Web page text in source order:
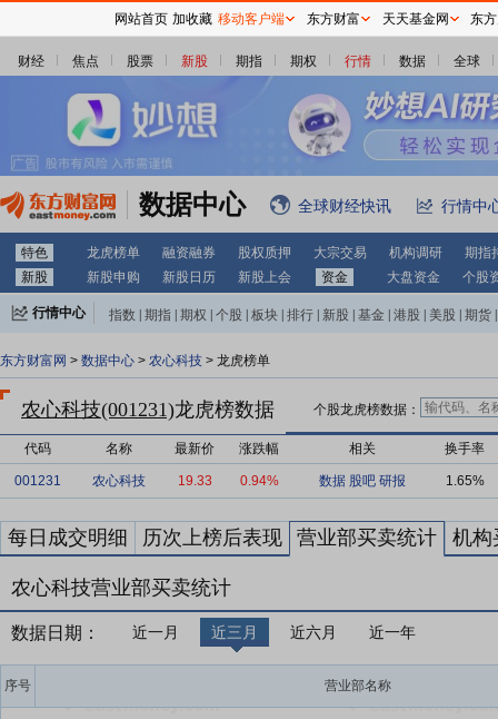
财经 焦点 股票 新股 期指 期权 行情 数据 全球
数据中心 全球财经快讯 行情中
特色 龙虎榜单 融资融券 股权质押 大宗交易 机构调研
期指
新股
新股申购 新股日历 新股上会 资金 大盘资金 个股
行情中心 指数 期指 期权 个股 板块 排行 新股 基金 港股 美股 期货
东方财富网 > 数据中心 > 农心科技 > 龙虎榜单
农心科技(001231)龙虎榜数据 个股龙虎榜数据：
代码 名称 最新价 涨跌幅 相关 换手率
001231 农心科技 19.33 0.94% 数据 股吧 研报 1.65%
每日成交明细 历次上榜后表现 营业部买卖统计 机构
农心科技营业部买卖统计
数据日期： 近一月 近三月 近六月 近一年
序号 营业部名称
网站首页 加收藏 移动客户端 东方财富 天天基金网 东